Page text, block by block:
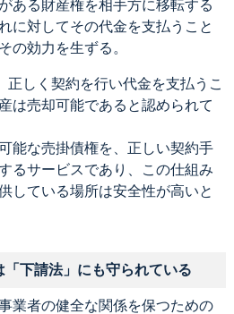
ある財産権を相手方に移転する
に対してその代金を支払うこと
の効力を生ずる。
正しく契約を行い代金を支払うこ
は売却可能であると認められて
能な売掛債権を、正しい契約手
るサービスであり、この仕組み
している場所は安全性が高いと
下請法」にも守られている
業者の健全な関係を保つための